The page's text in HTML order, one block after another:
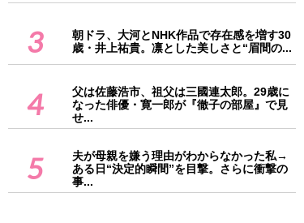
3
朝ドラ、大河とNHK作品で存在感を増す30
歳・井上祐貴。凛とした美しさと“眉間の...
4
父は佐藤浩市、祖父は三國連太郎。29歳に
なった俳優・寛一郎が『徹子の部屋』で見
せ...
5
夫が母親を嫌う理由がわからなかった私→
ある日“決定的瞬間”を目撃。さらに衝撃の
事...